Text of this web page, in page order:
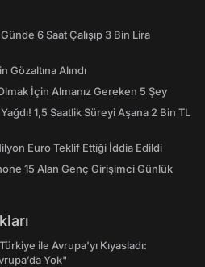
6 Saat Çalışıp 3 Bin Lira
Gözaltına Alındı
İçin Almanız Gereken 5 Şey
1,5 Saatlik Süreyi Aşana 2 Bin TL
Euro Teklif Ettiği İddia Edildi
15 Alan Genç Girişimci Günlük
ile Avrupa'yı Kıyasladı:
Yok"